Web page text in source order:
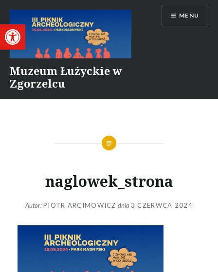
Otwórz pasek narzędzi
treści
Muzeum Łużyckie w
Zgorzelcu
MENU
naglowek_strona
Autor:PIOTR ARCIMOWICZ dnia 3 CZERWCA 2024